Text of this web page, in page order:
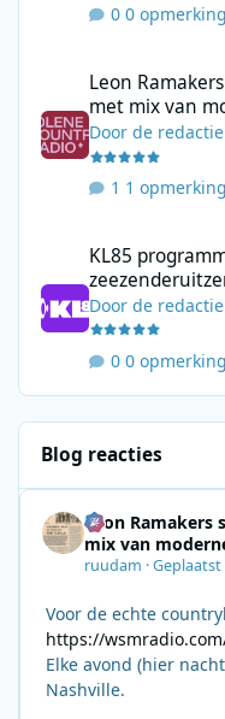
0
Leon
met mix van
Doorde redactie
1
KL85
Doorde redactie
0
Blog reacties
Leon Ramakers
mix van
ruudam ·Geplaatst
Voor de echte
https://
Elke avond (hier
Nashville.